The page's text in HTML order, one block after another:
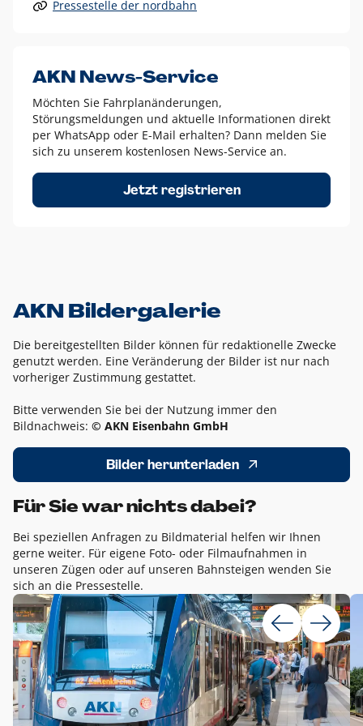
Alle anderen Logo-Varianten dürfen nur in Ausnahmefällen
Diese Ausnahmen sind zum Beispiel:
dem AKN Blau,
weißes Logo auf Fotohintergründen,
schwarzes Logo für reine Schwarz-Weiß-Umsetzungen
Um das Logo herum muss ein Schutzraum von jeweils einer
Höhe bzw. Breite des N aus AKN in alle Richtungen
Pressestelle der nordbahn
AKN News-Service
Möchten Sie Fahrplanänderungen,
Störungsmeldungen und aktuelle Informationen direkt
per WhatsApp oder E-Mail erhalten? Dann melden Sie
sich zu unserem kostenlosen News-Service an.
Jetzt registrieren
AKN Bildergalerie
Die bereitgestellten Bilder können für redaktionelle Zwecke
genutzt werden. Eine Veränderung der Bilder ist nur nach
vorheriger Zustimmung gestattet.
Bitte verwenden Sie bei der Nutzung immer den
Bildnachweis: © AKN Eisenbahn GmbH
Bilder herunterladen
Für Sie war nichts dabei?
Bei speziellen Anfragen zu Bildmaterial helfen wir Ihnen
gerne weiter. Für eigene Foto- oder Filmaufnahmen in
unseren Zügen oder auf unseren Bahnsteigen wenden Sie
sich an die Pressestelle.